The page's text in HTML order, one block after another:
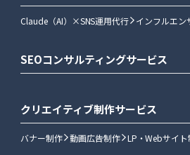
Claude（AI）×SNS運用代行 インフルエン
SEOコンサルティングサービス
クリエイティブ制作サービス
バナー制作 動画広告制作 LP・Webサイ